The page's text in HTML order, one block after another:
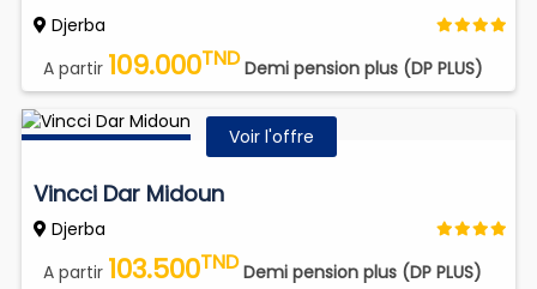
Djerba
A partir 109.000TND Demi pension plus (DP PLUS)
Voir l'offre
Vincci Dar Midoun
Djerba
A partir 103.500TND Demi pension plus (DP PLUS)